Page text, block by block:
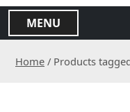
MENU
Home / Products